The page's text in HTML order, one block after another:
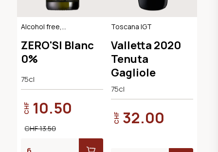
Alcohol free,
ZERO'SI Blanc
0%
75cl
CHF 10.50
CHF 13.50
Toscana IGT
Valletta 2020
Tenuta
Gagliole
75cl
CHF 32.00